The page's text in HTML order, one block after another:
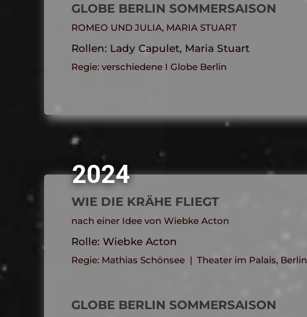
GLOBE BERLIN SOMMERSAISON
ROMEO UND JULIA, MARIA STUART
Rollen: Lady Capulet, Maria Stuart
Regie: verschiedene I Globe Berlin
2024
WIE DIE KRÄHE FLIEGT
nach einer Idee von Wiebke Acton
Rolle: Wiebke Acton
Regie: Mathias Schönsee | Theater im Palais, Berlin
GLOBE BERLIN SOMMERSAISON